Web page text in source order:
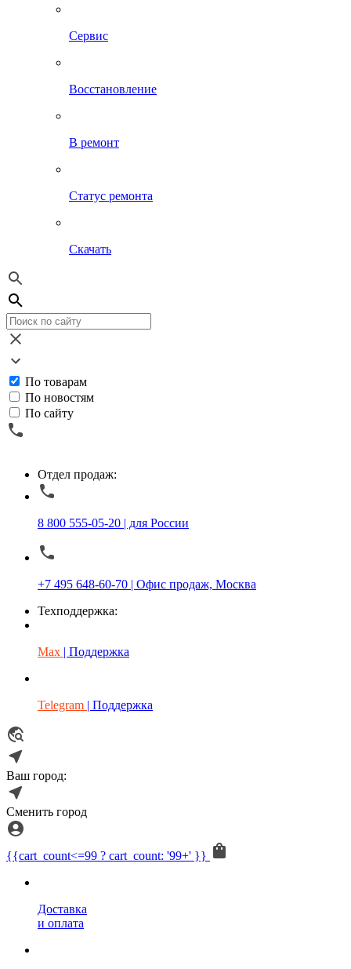
Сервис
Восстановление
В ремонт
Статус ремонта
Скачать
По товарам
По новостям
По сайту
Отдел продаж:
8 800 555-05-20 | для России
+7 495 648-60-70 | Офис продаж, Москва
Техподдержка:
Max | Поддержка
Telegram | Поддержка
Ваш город:
Сменить город
{{cart_count<=99 ? cart_count: '99+' }}
Доставка
и оплата